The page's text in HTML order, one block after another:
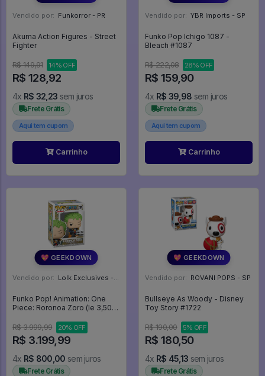
Vendido por: Funkorror - PR
Akuma Action Figures - Street
Fighter
R$ 149,91 14% OFF
R$ 128,92
4x R$ 32,23 sem juros
Frete Grátis
Aqui tem cupom
Carrinho
Vendido por: YBR Imports - SP
Funko Pop Ichigo 1087 -
Bleach #1087
R$ 222,08 28% OFF
R$ 159,90
4x R$ 39,98 sem juros
Frete Grátis
Aqui tem cupom
Carrinho
💖 GEEKDOWN
Vendido por: Lolk Exclusives - SP
Funko Pop! Animation: One
Piece: Roronoa Zoro (le 3,500)
Piece #2178
R$ 3.999,99 20% OFF
R$ 3.199,99
4x R$ 800,00 sem juros
Frete Grátis
💖 GEEKDOWN
Vendido por: ROVANI POPS - SP
Bullseye As Woody - Disney
Toy Story #1722
R$ 190,00 5% OFF
R$ 180,50
4x R$ 45,13 sem juros
Frete Grátis